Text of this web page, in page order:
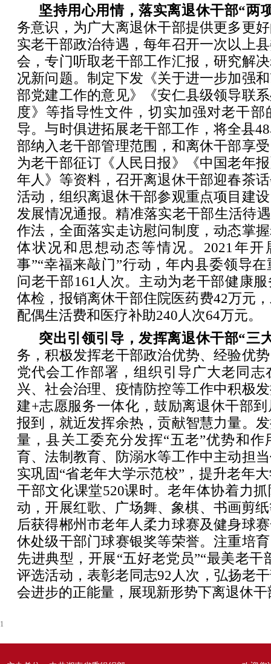
坚持用心用情，落实离退休干部“两
务意识，为广大离退休干部提供更多更
实老干部政治待遇，每年召开一次以上
会，专门听取老干部工作汇报，研究解
况新问题。制定下发《关于进一步加强
部党建工作的意见》《安仁县级领导联
度》等指导性文件，切实加强对老干
导。与时俱进拓展老干部工作，将全县
部纳入老干部管理范围，和离休干部享
为老干部征订《人民日报》《中国老年
年人》等资料，召开离退休干部迎春茶
活动，组织离退休干部参观重点项目建
发展情况通报。精准落实老干部生活待
作法，全面落实走访慰问制度，动态掌
体状况和思想动态等情况。2021年
事”“幸福来敲门”行动，年内县委领导
问老干部161人次。主动为老干部健康
体检，报销离休干部住院医药费42万元
配偶生活费和医疗补助240人次64万元。
突出引领引导，发挥离退休干部“三
务，积极发挥老干部政治优势、经验优
党代会工作部署，组织引导广大老同志
兴、社会治理、疫情防控等工作中积极
建+志愿服务一体化，鼓励离退休干部
报到，就近发挥余热，贡献智慧力量。
量，县关工委充分发挥“五老”优势和
育、法制教育、防溺水等工作中主动担
实巩固“省老年大学示范校”，提升老年
干部文化课堂520课时。老年体协着力
动，开展红歌、广场舞、象棋、书画剪
后获得郴州市老年人柔力球赛及健身球
休处级干部门球赛银奖等荣誉。注重培
先进典型，开展“五好老党员”“最美老干
评选活动，表彰老同志92人次，弘扬老
会进步的正能量，展现新形势下离退休
1